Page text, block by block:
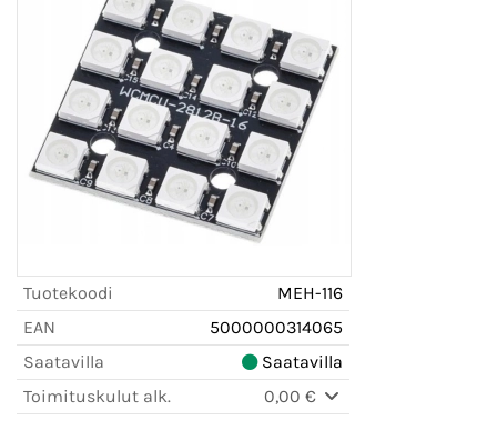
Tuotekoodi
MEH-116
EAN
5000000314065
Saatavilla
Saatavilla
Toimituskulut alk.
0,00 €